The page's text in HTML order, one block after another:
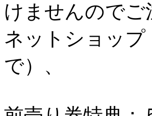
けませんので
ネットショップ
で）、